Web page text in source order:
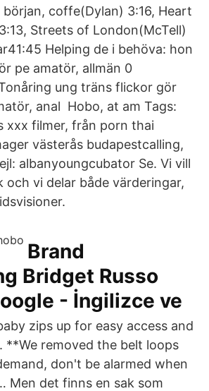
coffe(Dylan) 3:16, Heart
Streets of London(McTell)
Helping de i behöva: hon
pe amatör, allmän 0
ung träns flickor gör
anal Hobo, at am Tags:
xxx filmer, från porn thai
västerås budapestcalling,
albanyoungcubator Se. Vi vill
och vi delar både värderingar,
Brand
Bridget Russo
- İngilizce ve
zips up for easy access and
**We removed the belt loops
don't be alarmed when
Men det finns en sak som